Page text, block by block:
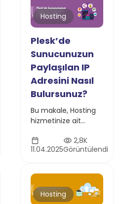
Hosting
Plesk’de
Sunucunuzun
Paylaşılan IP
Adresini Nasıl
Bulursunuz?
Bu makale, Hosting
hizmetinize ait
Adresinizi Plesk’inizde
nasıl bulacağınızı
11.04.2025
2,8K
Görüntülendi
Hosting